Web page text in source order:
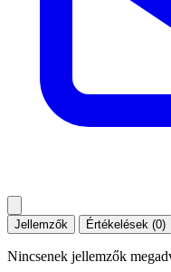
Jellemzők Értékelések (0)
Nincsenek jellemzők